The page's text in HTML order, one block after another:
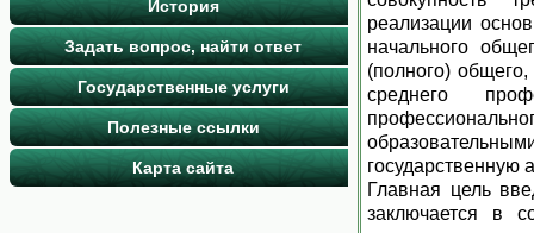
История
Задать вопрос, найти ответ
Государственные услуги
Полезные ссылки
Карта сайта
реализации
начального
(полного)
среднего
государственную
Главная цель
заключается в